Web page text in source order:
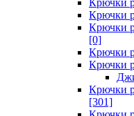
Крючки
Крючки
Крючки
[0]
Крючки
Крючки
Крючки
[301]